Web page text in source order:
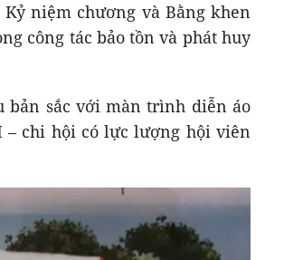
niệm chương và Bằng khen
công tác bảo tồn và phát huy
sắc với màn trình diễn áo
– chi hội có lực lượng hội viên